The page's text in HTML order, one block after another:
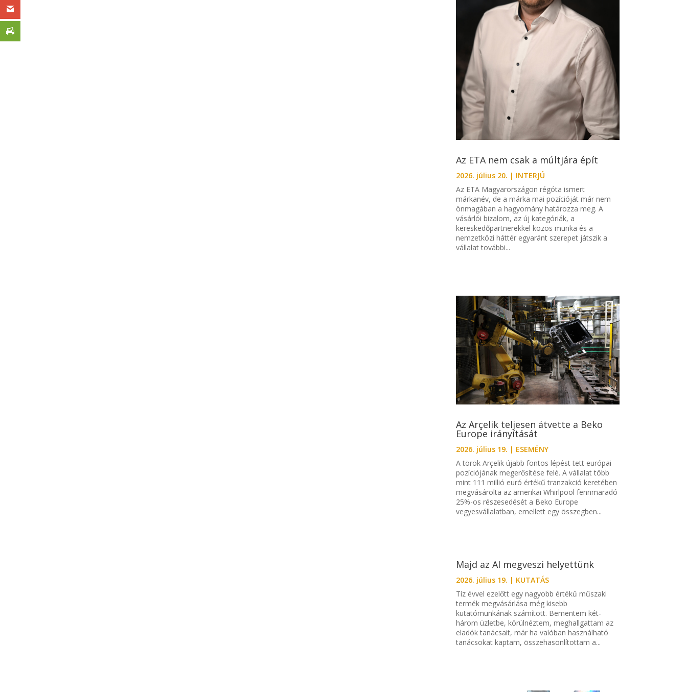
Az ETA nem csak a múltjára épít
2026. július 20. | INTERJÚ
Az ETA Magyarországon régóta ismert
márkanév, de a márka mai pozícióját már nem
önmagában a hagyomány határozza meg. A
vásárlói bizalom, az új kategóriák, a
kereskedőpartnerekkel közös munka és a
nemzetközi háttér egyaránt szerepet játszik a
vállalat további...
Az Arçelik teljesen átvette a Beko
Europe irányítását
2026. július 19. | ESEMÉNY
A török Arçelik újabb fontos lépést tett európai
pozíciójának megerősítése felé. A vállalat több
mint 111 millió euró értékű tranzakció keretében
megvásárolta az amerikai Whirlpool fennmaradó
25%-os részesedését a Beko Europe
vegyesvállalatban, emellett egy összegben...
Majd az AI megveszi helyettünk
2026. július 19. | KUTATÁS
Tíz évvel ezelőtt egy nagyobb értékű műszaki
termék megvásárlása még kisebb
kutatómunkának számított. Bementem két-
három üzletbe, körülnéztem, meghallgattam az
eladók tanácsait, már ha valóban használható
tanácsokat kaptam, összehasonlítottam a...